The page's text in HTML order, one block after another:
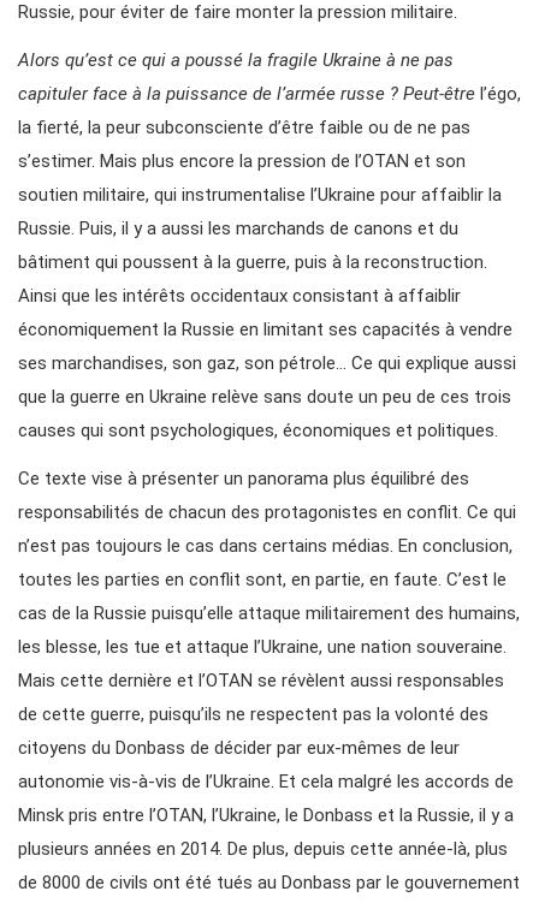
Russie, pour éviter de faire monter la pression militaire.
Alors qu’est ce qui a poussé la fragile Ukraine à ne pas
capituler face à la puissance de l’armée russe ? Peut-être l’égo,
la fierté, la peur subconsciente d’être faible ou de ne pas
s’estimer. Mais plus encore la pression de l’OTAN et son
soutien militaire, qui instrumentalise l’Ukraine pour affaiblir la
Russie. Puis, il y a aussi les marchands de canons et du
bâtiment qui poussent à la guerre, puis à la reconstruction.
Ainsi que les intérêts occidentaux consistant à affaiblir
économiquement la Russie en limitant ses capacités à vendre
ses marchandises, son gaz, son pétrole… Ce qui explique aussi
que la guerre en Ukraine relève sans doute un peu de ces trois
causes qui sont psychologiques, économiques et politiques.
Ce texte vise à présenter un panorama plus équilibré des
responsabilités de chacun des protagonistes en conflit. Ce qui
n’est pas toujours le cas dans certains médias. En conclusion,
toutes les parties en conflit sont, en partie, en faute. C’est le
cas de la Russie puisqu’elle attaque militairement des humains,
les blesse, les tue et attaque l’Ukraine, une nation souveraine.
Mais cette dernière et l’OTAN se révèlent aussi responsables
de cette guerre, puisqu’ils ne respectent pas la volonté des
citoyens du Donbass de décider par eux-mêmes de leur
autonomie vis-à-vis de l’Ukraine. Et cela malgré les accords de
Minsk pris entre l’OTAN, l’Ukraine, le Donbass et la Russie, il y a
plusieurs années en 2014. De plus, depuis cette année-là, plus
de 8000 de civils ont été tués au Donbass par le gouvernement